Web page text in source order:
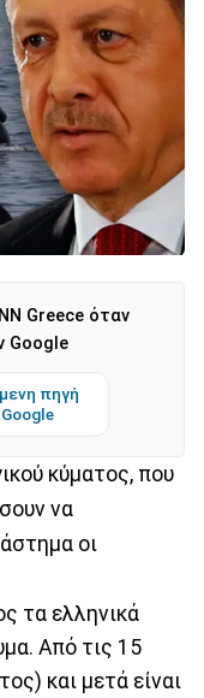
Greece όταν
Google
πηγή
κύματος, που
να
οι
τα ελληνικά
Από τις 15
και μετά είναι